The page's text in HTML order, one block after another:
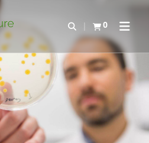
Abrir pesquisa
0
Exibir cestaAbrir